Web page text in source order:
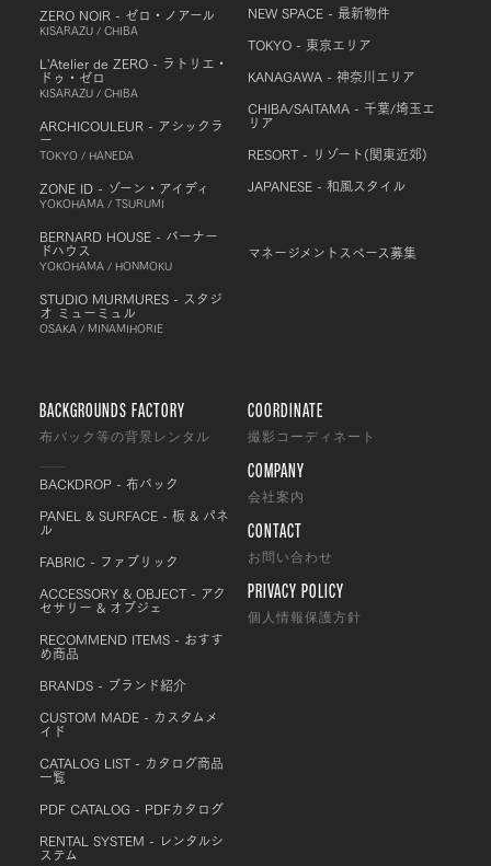
ZERO NOIR - ゼロ・ノアール
KISARAZU / CHIBA
L'Atelier de ZERO - ラトリエ・
ドゥ・ゼロ
KISARAZU / CHIBA
ARCHICOULEUR - アシックラ
ー
TOKYO / HANEDA
ZONE ID - ゾーン・アイディ
YOKOHAMA / TSURUMI
BERNARD HOUSE - バーナー
ドハウス
YOKOHAMA / HONMOKU
STUDIO MURMURES - スタジ
オ ミューミュル
OSAKA / MINAMIHORIE
NEW SPACE - 最新物件
TOKYO - 東京エリア
KANAGAWA - 神奈川エリア
CHIBA/SAITAMA - 千葉/埼玉エ
リア
RESORT - リゾート(関東近郊)
JAPANESE - 和風スタイル
マネージメントスペース募集
BACKGROUNDS FACTORY
布バック等の背景レンタル
BACKDROP - 布バック
PANEL & SURFACE - 板 & パネ
ル
FABRIC - ファブリック
ACCESSORY & OBJECT - アク
セサリー & オブジェ
RECOMMEND ITEMS - おすす
め商品
BRANDS - ブランド紹介
CUSTOM MADE - カスタムメ
イド
CATALOG LIST - カタログ商品
一覧
PDF CATALOG - PDFカタログ
RENTAL SYSTEM - レンタルシ
ステム
COORDINATE
撮影コーディネート
COMPANY
会社案内
CONTACT
お問い合わせ
PRIVACY POLICY
個人情報保護方針